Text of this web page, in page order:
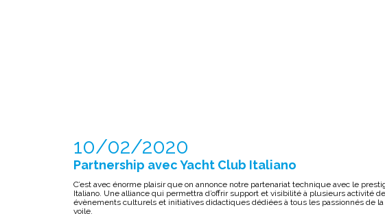
10/02/2020
Partnership avec Yacht Club Italiano
C’est avec énorme plaisir que on annonce notre partenariat technique avec le
Italiano. Une alliance qui permettra d’offrir support et visibilité à plusieurs activité
évènements culturels et initiatives didactiques dédiées à tous les passionnés de
voile.